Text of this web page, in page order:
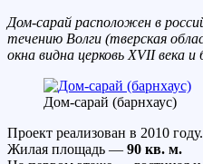
Дом-сарай расположен в
течению Волги (тверская
окна видна церковь XVII века и
Дом-сарай (барнхаус)
Проект реализован в 2010 году.
Жилая площадь — 90 кв. м.